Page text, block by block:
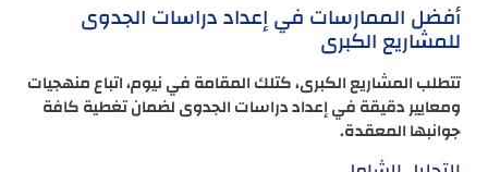
أفضل الممارسات في إعداد دراسات الجدوى
للمشاريع الكبرى
تتطلب المشاريع الكبرى، كتلك المقامة في نيوم، اتباع منهجيات
ومعايير دقيقة في إعداد دراسات الجدوى لضمان تغطية كافة
جوانبها المعقدة.